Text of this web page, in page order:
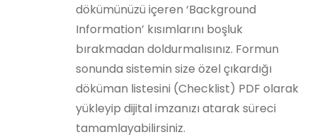
dökümünüzü içeren ‘Background
Information’ kısımlarını boşluk
bırakmadan doldurmalısınız. Formun
sonunda sistemin size özel çıkardığı
döküman listesini (Checklist) PDF olarak
yükleyip dijital imzanızı atarak süreci
tamamlayabilirsiniz.